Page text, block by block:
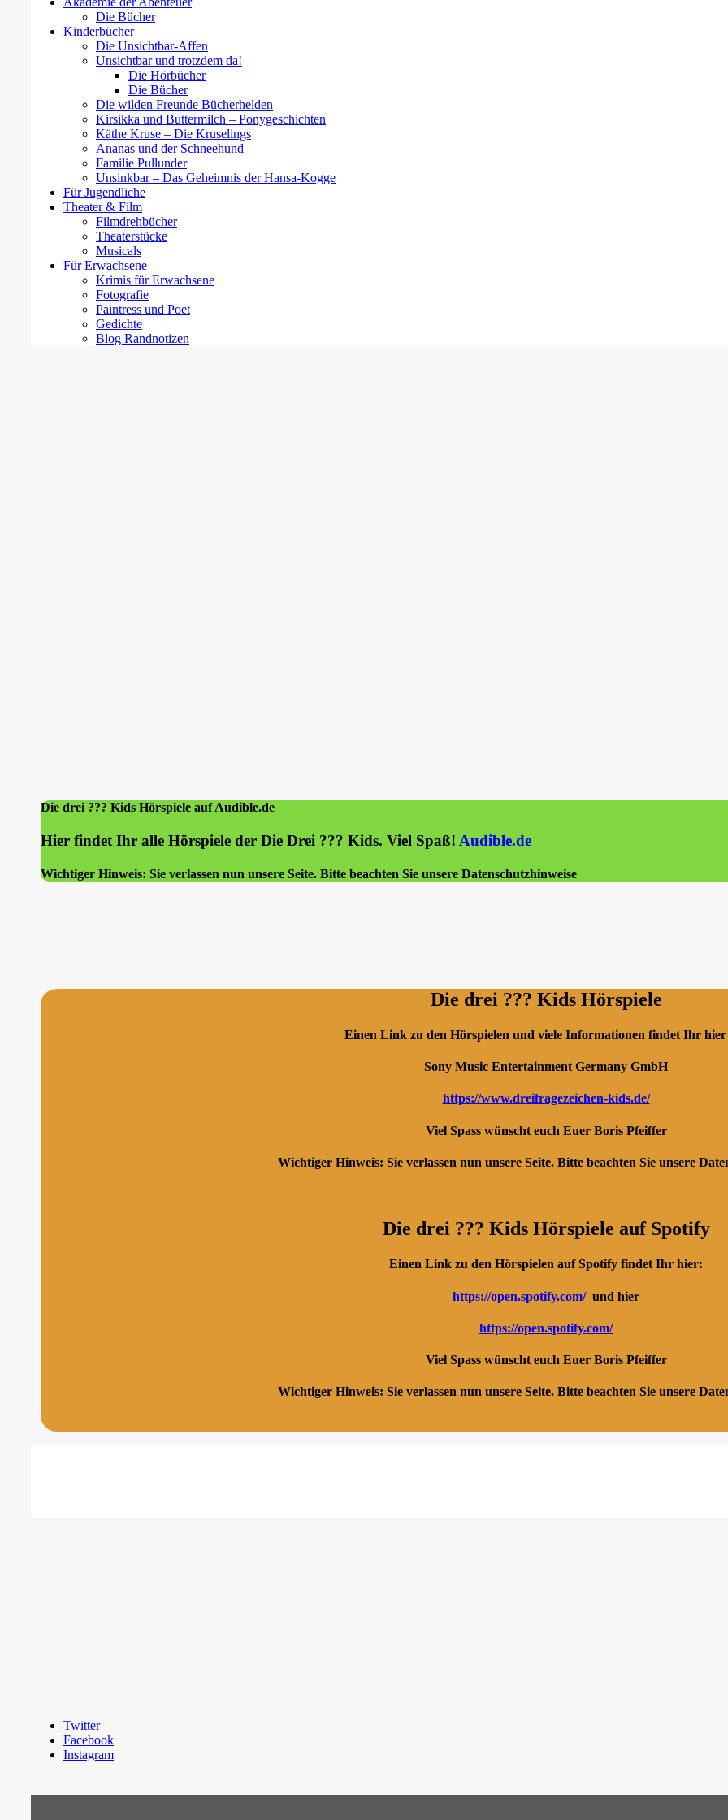
Die Bücher
Kinderbücher
Die Unsichtbar-Affen
Unsichtbar und trotzdem da!
Die Hörbücher
Die Bücher
Die wilden Freunde Bücherhelden
Kirsikka und Buttermilch – Ponygeschichten
Käthe Kruse – Die Kruselings
Ananas und der Schneehund
Familie Pullunder
Unsinkbar – Das Geheimnis der Hansa-Kogge
Für Jugendliche
Theater & Film
Filmdrehbücher
Theaterstücke
Musicals
Für Erwachsene
Krimis für Erwachsene
Fotografie
Paintress und Poet
Gedichte
Blog Randnotizen
Die drei ??? Kids Hörspiele auf Audible.de
Hier findet Ihr alle Hörspiele der Die Drei ??? Kids. Viel Spaß! Audible.de
Wichtiger Hinweis: Sie verlassen nun unsere Seite. Bitte beachten Sie unsere Datenschutzhinweise
Die drei ??? Kids Hörspiele
Einen Link zu den Hörspielen und viele Informationen findet Ihr
Sony Music Entertainment Germany GmbH
https://www.dreifragezeichen-kids.de/
Viel Spass wünscht euch Euer Boris Pfeiffer
Wichtiger Hinweis: Sie verlassen nun unsere Seite. Bitte beachten Sie unsere
Die drei ??? Kids Hörspiele auf Spotify
Einen Link zu den Hörspielen auf Spotify findet Ihr hier:
https://open.spotify.com/ und hier
https://open.spotify.com/
Viel Spass wünscht euch Euer Boris Pfeiffer
Wichtiger Hinweis: Sie verlassen nun unsere Seite. Bitte beachten Sie unsere
Twitter
Facebook
Instagram